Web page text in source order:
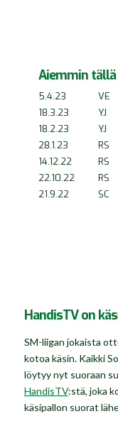
Aiemmin
5.4.23 VE
18.3.23
YJ
18.2.23
YJ
28.1.23
RS
14.12.22
RS
22.10.22
RS
21.9.22
SC
HandisTV on
SM-liigan jokaista
kotoa käsin. Kaikki
löytyy nyt suoraan
HandisTV:stä, joka
käsipallon suorat